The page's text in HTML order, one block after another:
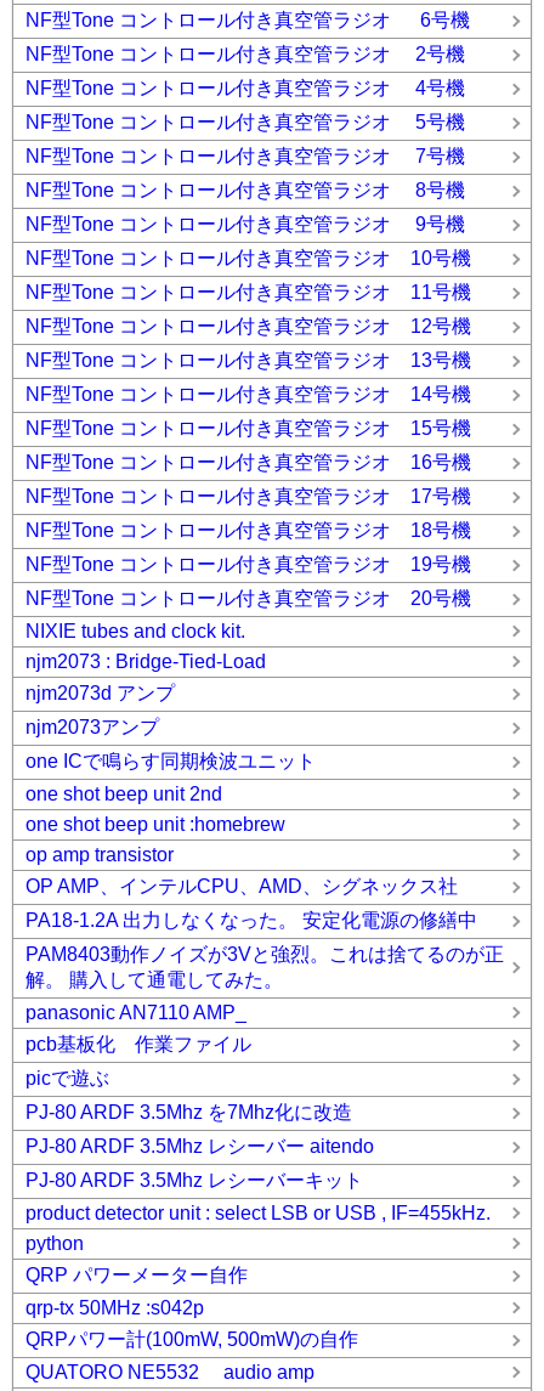
NF型Tone コントロール付き真空管ラジオ 6号機
NF型Tone コントロール付き真空管ラジオ 2号機
NF型Tone コントロール付き真空管ラジオ 4号機
NF型Tone コントロール付き真空管ラジオ 5号機
NF型Tone コントロール付き真空管ラジオ 7号機
NF型Tone コントロール付き真空管ラジオ 8号機
NF型Tone コントロール付き真空管ラジオ 9号機
NF型Tone コントロール付き真空管ラジオ 10号機
NF型Tone コントロール付き真空管ラジオ 11号機
NF型Tone コントロール付き真空管ラジオ 12号機
NF型Tone コントロール付き真空管ラジオ 13号機
NF型Tone コントロール付き真空管ラジオ 14号機
NF型Tone コントロール付き真空管ラジオ 15号機
NF型Tone コントロール付き真空管ラジオ 16号機
NF型Tone コントロール付き真空管ラジオ 17号機
NF型Tone コントロール付き真空管ラジオ 18号機
NF型Tone コントロール付き真空管ラジオ 19号機
NF型Tone コントロール付き真空管ラジオ 20号機
NIXIE tubes and clock kit.
njm2073 : Bridge-Tied-Load
njm2073d アンプ
njm2073アンプ
one ICで鳴らす同期検波ユニット
one shot beep unit 2nd
one shot beep unit :homebrew
op amp transistor
OP AMP、インテルCPU、AMD、シグネックス社
PA18-1.2A 出力しなくなった。 安定化電源の修繕中
PAM8403動作ノイズが3Vと強烈。これは捨てるのが正
解。 購入して通電してみた。
panasonic AN7110 AMP_
pcb基板化 作業ファイル
picで遊ぶ
PJ-80 ARDF 3.5Mhz を7Mhz化に改造
PJ-80 ARDF 3.5Mhz レシーバー aitendo
PJ-80 ARDF 3.5Mhz レシーバーキット
product detector unit : select LSB or USB , IF=455kHz.
python
QRP パワーメーター自作
qrp-tx 50MHz :s042p
QRPパワー計(100mW, 500mW)の自作
QUATORO NE5532 audio amp